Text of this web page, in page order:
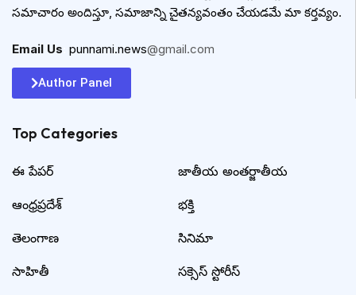
సమాచారం అందిస్తూ, సమాజాన్ని చైతన్యవంతం చేయడమే మా కర్తవ్యం.
Email Us punnami.news@gmail.com
Author Panel
Top Categories​
ఈ పేపర్
ఆంధ్రప్రదేశ్
తెలంగాణ
సాహితీ
జాతీయ అంతర్జాతీయ
భక్తి
సినిమా
సక్సెస్ స్టోరీస్